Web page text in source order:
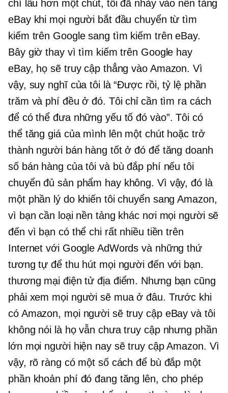
chí lâu hơn một chút, tôi đã nhảy vào nền tảng
eBay khi mọi người bắt đầu chuyển từ tìm
kiếm trên Google sang tìm kiếm trên eBay.
Bây giờ thay vì tìm kiếm trên Google hay
eBay, họ sẽ truy cập thẳng vào Amazon. Vì
vậy, suy nghĩ của tôi là “Được rồi, tỷ lệ phần
trăm và phí đều ở đó. Tôi chỉ cần tìm ra cách
để có thể đưa những yếu tố đó vào”. Tôi có
thể tăng giá của mình lên một chút hoặc trở
thành người bán hàng tốt ở đó để tăng doanh
số bán hàng của tôi và bù đắp phí nếu tôi
chuyển đủ sản phẩm hay không. Vì vậy, đó là
một phần lý do khiến tôi chuyển sang Amazon,
vì bạn cần loại nền tảng khác nơi mọi người sẽ
đến vì bạn có thể chi rất nhiều tiền trên
Internet với Google AdWords và những thứ
tương tự để thu hút mọi người đến với bạn.
thương mại điện tử địa điểm. Nhưng bạn cũng
phải xem mọi người sẽ mua ở đâu. Trước khi
có Amazon, mọi người sẽ truy cập eBay và tôi
không nói là họ vẫn chưa truy cập nhưng phần
lớn mọi người hiện nay sẽ truy cập Amazon. Vì
vậy, rõ ràng có một số cách để bù đắp một
phần khoản phí đó đang tăng lên, cho phép